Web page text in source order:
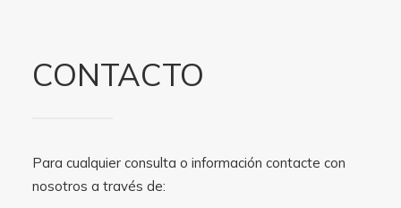
CONTACTO
Para cualquier consulta o información contacte con
nosotros a través de: